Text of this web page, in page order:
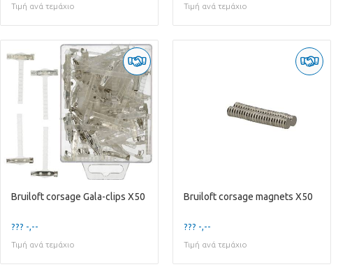
Τιμή ανά τεμάχιο Τιμή ανά τεμάχιο
Bruiloft corsage Gala-clips X50
??? -,--
Τιμή ανά τεμάχιο
Bruiloft corsage magnets X50
??? -,--
Τιμή ανά τεμάχιο